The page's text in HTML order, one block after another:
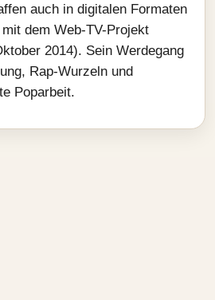
auch in digitalen Formaten
dem Web-TV-Projekt
2014). Sein Werdegang
Rap‑Wurzeln und
Poparbeit.